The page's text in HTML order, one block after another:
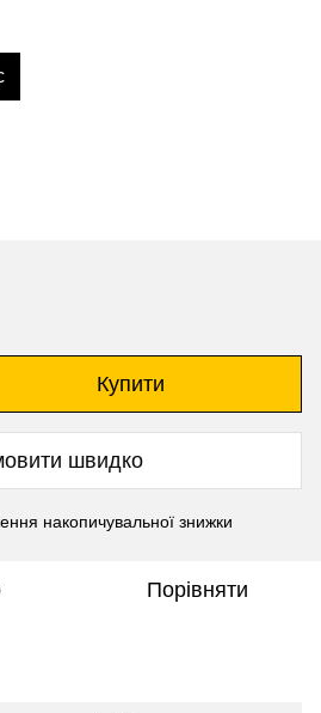
Купити
швидко
накопичувальної знижки
Порівняти